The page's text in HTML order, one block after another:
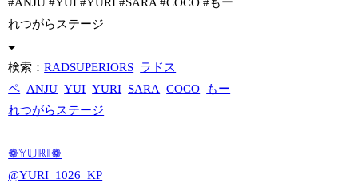
れつがらステージ
検索：RADSUPERIORS ラドス
ペ ANJU YUI YURI SARA COCO
もー
れつがらステージ
❁𝕐𝕌ℝ𝕀❁
@YURI_1026_KP